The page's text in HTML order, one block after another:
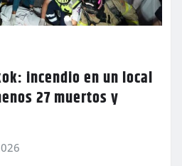
incendio en un local
27 muertos y